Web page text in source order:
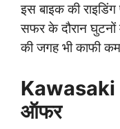
इस बाइक की
सफर के दौरान घुटनों
की जगह भी काफी
ऑफर